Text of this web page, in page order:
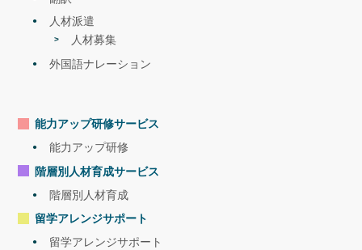
人材派遣
人材募集
外国語ナレーション
能力アップ研修サービス
能力アップ研修
階層別人材育成サービス
階層別人材育成
留学アレンジサポート
留学アレンジサポート